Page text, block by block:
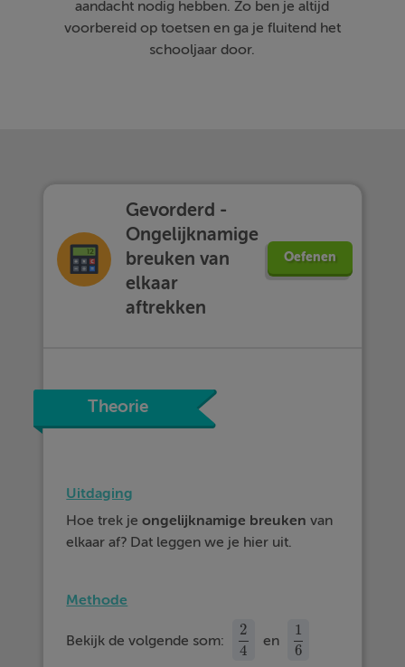
aandacht nodig hebben. Zo ben je altijd
voorbereid op toetsen en ga je fluitend het
schooljaar door.
Gevorderd -
Ongelijknamige
breuken van
elkaar
aftrekken
Oefenen
Theorie
Uitdaging
Hoe trek jeongelijknamige breuken van
elkaar af? Dat leggen we je hier uit.
Methode
Bekijk de volgende som:
2
4
24 en
1
6
16